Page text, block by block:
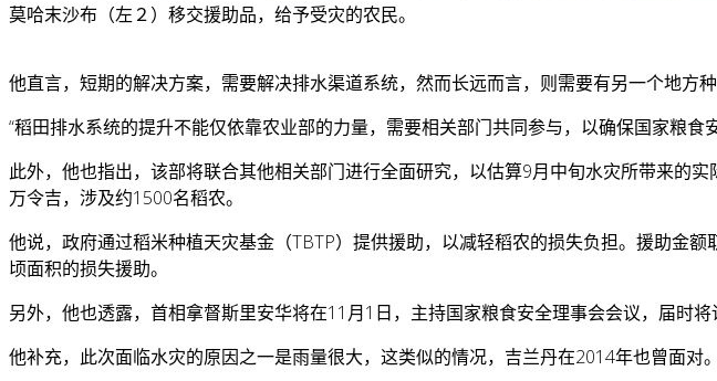
莫哈末沙布（左２）移交援助品，给予受灾的农民。
他直言，短期的解决方案，需要解决排水渠道系统，然而长远而言，则需要有另一个地方种
“稻田排水系统的提升不能仅依靠农业部的力量，需要相关部门共同参与，以确保国家粮食
此外，他也指出，该部将联合其他相关部门进行全面研究，以估算9月中旬水灾所带来的
万令吉，涉及约1500名稻农。
他说，政府通过稻米种植天灾基金（TBTP）提供援助，以减轻稻农的损失负担。援助金
顷面积的损失援助。
另外，他也透露，首相拿督斯里安华将在11月1日，主持国家粮食安全理事会会议，届时将
他补充，此次面临水灾的原因之一是雨量很大，这类似的情况，吉兰丹在2014年也曾面对。